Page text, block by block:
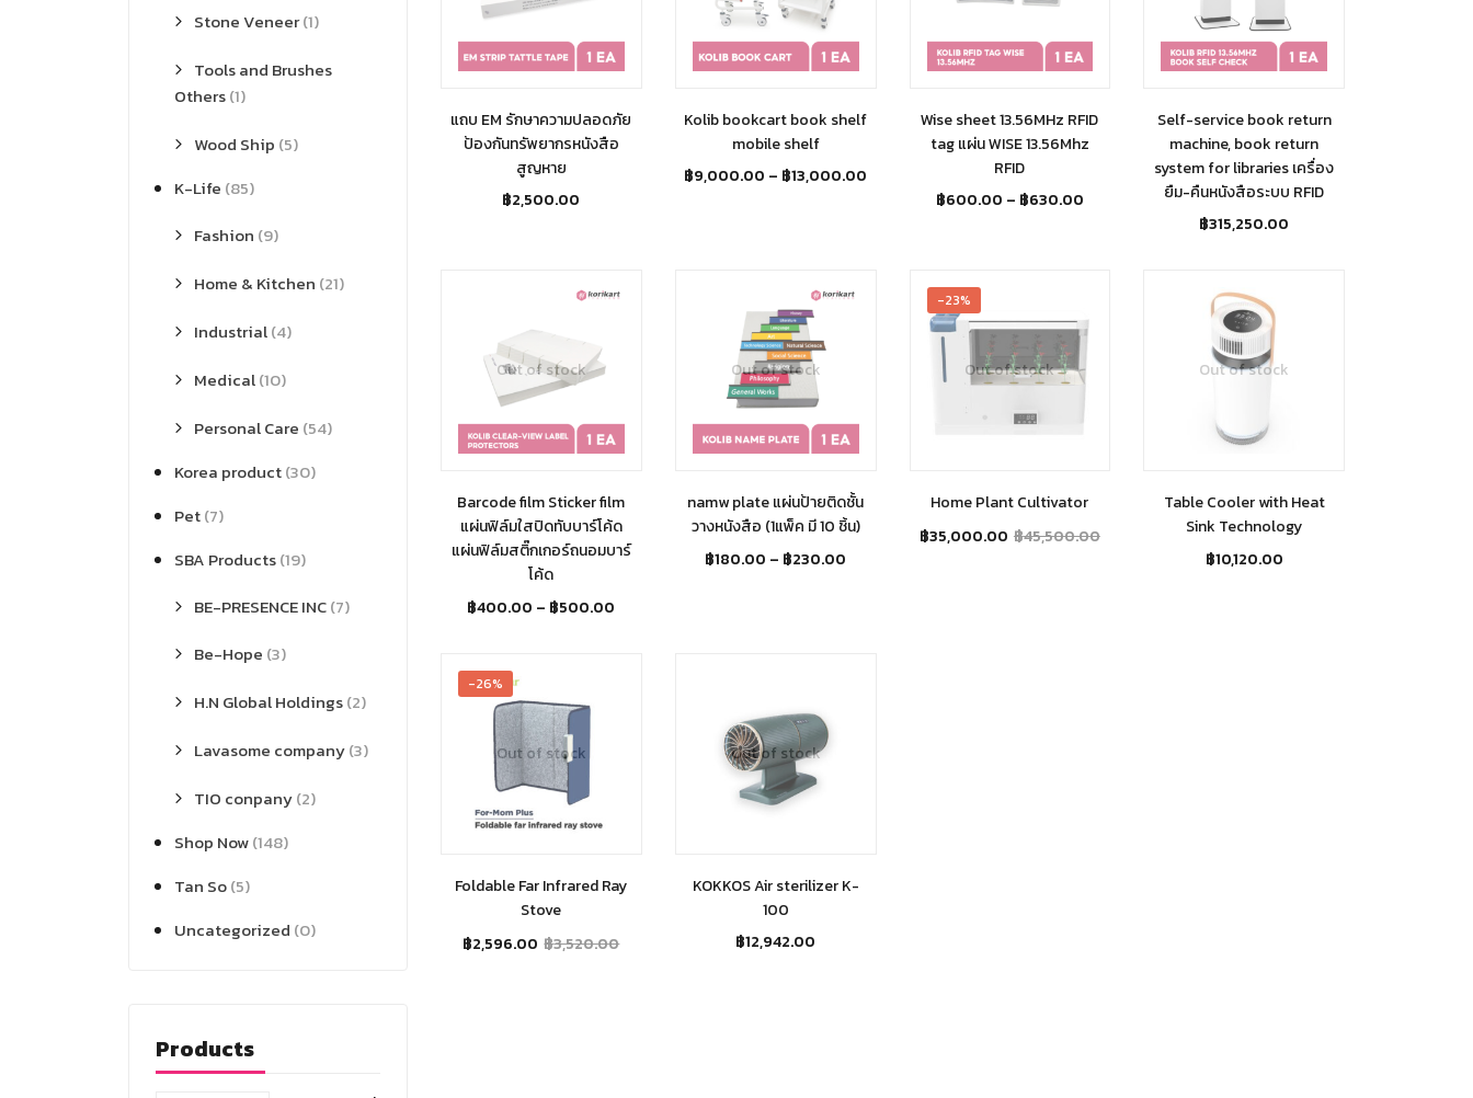
Stone Veneer(1)
Tools and Brushes
Others(1)
Wood Ship (5)
K-Life (85)
Fashion (9)
Home & Kitchen (21)
Industrial(4)
Medical(10)
Personal Care (54)
Korea product(30)
Pet(7)
SBA Products(19)
BE-PRESENCE INC(7)
Be-Hope (3)
H.N Global Holdings(2)
Lavasome company(3)
TIO conpany(2)
Shop Now(148)
Tan So(5)
Uncategorized (0)
Products
แถบ EM รักษาความปลอดภัย
ป้องกันทรัพยากรหนังสือ
สูญหาย
฿2,500.00
Kolib bookcart book shelf
mobile shelf
฿9,000.00 – ฿13,000.00
Wise sheet 13.56MHz RFID
tag แผ่น WISE 13.56Mhz
RFID
฿600.00 – ฿630.00
Self-service book return
machine, book return
system for libraries เครื่อง
ยืม-คืนหนังสือระบบ RFID
฿315,250.00
Out of stock
Barcode film Sticker film
แผ่นฟิล์มใสปิดทับบาร์โค้ด
แผ่นฟิล์มสติ๊กเกอร์ถนอมบาร์
โค้ด
฿400.00 – ฿500.00
Out of stock
namw plate แผ่นป้ายติดชั้น
วางหนังสือ (1แพ็ค มี 10 ชิ้น)
฿180.00 – ฿230.00
Out of stock
-23%
Home Plant Cultivator
฿35,000.00 ฿45,500.00
Out of stock
Table Cooler with Heat
Sink Technology
฿10,120.00
Out of stock
-26%
Foldable Far Infrared Ray
Stove
฿2,596.00 ฿3,520.00
Out of stock
KOKKOS Air sterilizer K-
100
฿12,942.00